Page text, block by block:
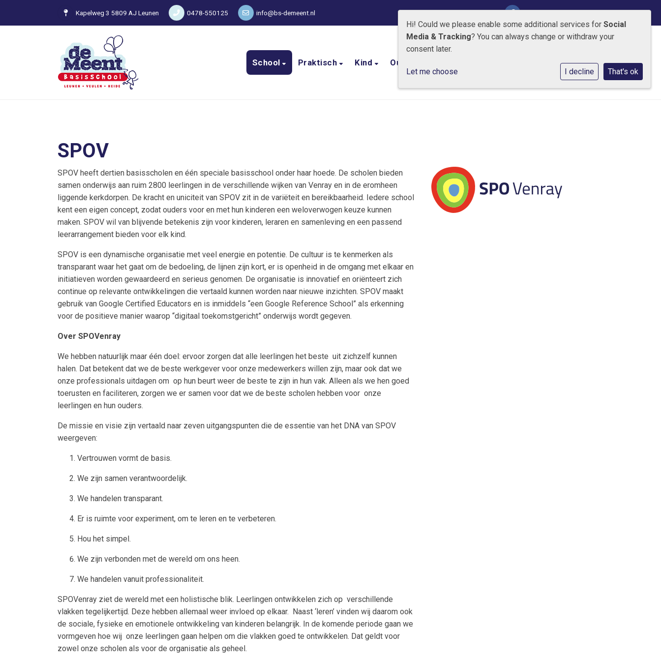
Kapelweg 3 5809 AJ Leunen 0478-550125 info@bs-demeent.nl Inloggen Social Schools
School Praktisch Kind Ouder Ik wil kennismaken
SPOV
SPOV heeft dertien basisscholen en één speciale basisschool onder haar hoede. De scholen bieden
samen onderwijs aan ruim 2800 leerlingen in de verschillende wijken van Venray en in de eromheen
liggende kerkdorpen. De kracht en uniciteit van SPOV zit in de variëteit en bereikbaarheid. Iedere school
kent een eigen concept, zodat ouders voor en met hun kinderen een weloverwogen keuze kunnen
maken. SPOV wil van blijvende betekenis zijn voor kinderen, leraren en samenleving en een passend
leerarrangement bieden voor elk kind.
SPOV is een dynamische organisatie met veel energie en potentie. De cultuur is te kenmerken als
transparant waar het gaat om de bedoeling, de lijnen zijn kort, er is openheid in de omgang met elkaar en
initiatieven worden gewaardeerd en serieus genomen. De organisatie is innovatief en oriënteert zich
continue op relevante ontwikkelingen die vertaald kunnen worden naar nieuwe inzichten. SPOV maakt
gebruik van Google Certified Educators en is inmiddels “een Google Reference School” als erkenning
voor de positieve manier waarop “digitaal toekomstgericht” onderwijs wordt gegeven.
Over SPOVenray
We hebben natuurlijk maar één doel: ervoor zorgen dat alle leerlingen het beste uit zichzelf kunnen
halen. Dat betekent dat we de beste werkgever voor onze medewerkers willen zijn, maar ook dat we
onze professionals uitdagen om op hun beurt weer de beste te zijn in hun vak. Alleen als we hen goed
toerusten en faciliteren, zorgen we er samen voor dat we de beste scholen hebben voor onze
leerlingen en hun ouders.
De missie en visie zijn vertaald naar zeven uitgangspunten die de essentie van het DNA van SPOV
weergeven:
Vertrouwen vormt de basis.
We zijn samen verantwoordelijk.
We handelen transparant.
Er is ruimte voor experiment, om te leren en te verbeteren.
Hou het simpel.
We zijn verbonden met de wereld om ons heen.
We handelen vanuit professionaliteit.
SPOVenray ziet de wereld met een holistische blik. Leerlingen ontwikkelen zich op verschillende
vlakken tegelijkertijd. Deze hebben allemaal weer invloed op elkaar. Naast ‘leren’ vinden wij daarom ook
de sociale, fysieke en emotionele ontwikkeling van kinderen belangrijk. In de komende periode gaan we
vormgeven hoe wij onze leerlingen gaan helpen om die vlakken goed te ontwikkelen. Dat geldt voor
zowel onze scholen als voor de organisatie als geheel.
Hi! Could we please enable some additional services for Social
Media & Tracking? You can always change or withdraw your
consent later.
Let me choose I decline That's ok